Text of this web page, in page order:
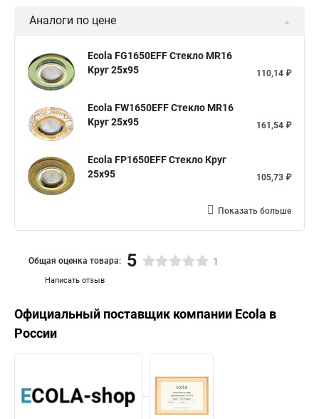
Аналоги по цене
Ecola FG1650EFF Стекло MR16
Круг 25x95
110,14 ₽
Ecola FW1650EFF Стекло MR16
Круг 25x95
161,54 ₽
Ecola FP1650EFF Стекло Круг
25x95
105,73 ₽
Показать больше
Написать отзыв
Общая оценка товара: 5 1
Официальный поставщик компании Ecola в
России